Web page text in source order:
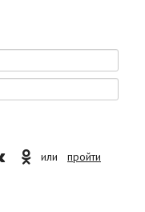
или пройти